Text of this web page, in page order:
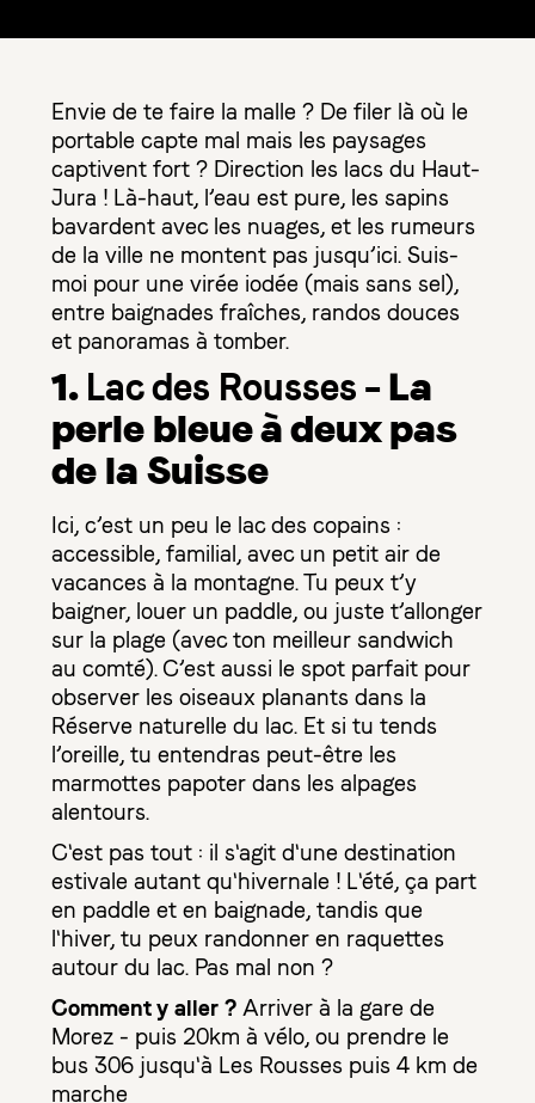
Envie de te faire la malle ? De filer là où le
portable capte mal mais les paysages
captivent fort ? Direction les lacs du Haut-
Jura ! Là-haut, l’eau est pure, les sapins
bavardent avec les nuages, et les rumeurs
de la ville ne montent pas jusqu’ici. Suis-
moi pour une virée iodée (mais sans sel),
entre baignades fraîches, randos douces
et panoramas à tomber.
1.Lac des Rousses– La
perle bleue à deux pas
de la Suisse
Ici, c’est un peu le lac des copains :
accessible, familial, avec un petit air de
vacances à la montagne. Tu peux t’y
baigner, louer un paddle, ou juste t’allonger
sur la plage (avec ton meilleur sandwich
au comté). C’est aussi le spot parfait pour
observer les oiseaux planants dans la
Réserve naturelle du lac. Et si tu tends
l’oreille, tu entendras peut-être les
marmottes papoter dans les alpages
alentours.
C'est pas tout : il s'agit d'une destination
estivale autant qu'hivernale ! L'été, ça part
en paddle et en baignade, tandis que
l'hiver, tu peux randonner en raquettes
autour du lac. Pas mal non ?
Comment y aller ?Arriver à la gare de
Morez - puis 20km à vélo, ou prendre le
bus 306 jusqu'à Les Rousses puis 4 km de
marche